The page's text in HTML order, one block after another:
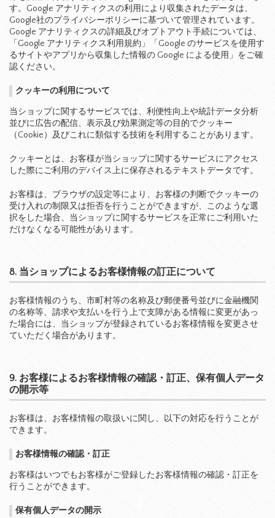
す。Google アナリティクスの利用により収集されたデータは、
Google社のプライバシーポリシーに基づいて管理されています。
Google アナリティクスの詳細及びオプトアウト手続については、
「 Google アナリティクス利用規約」「 Google のサービスを使用す
るサイトやアプリから収集した情報の Google による使用」をご確
認ください。
クッキーの利用について
当ショップに関するサービスでは、利便性向上や統計データ分析
並びに広告の配信、表示及び効果測定等の目的でクッキー
（Cookie）及びこれに類似する技術を利用することがあります。
クッキーとは、お客様が当ショップに関するサービスにアクセス
した際にご利用のデバイス上に保存されるテキストデータです。
お客様は、ブラウザの設定等により、お客様の判断でクッキーの
受け入れの制限又は拒否を行うことができますが、このような選
択をした場合、当ショップに関するサービスを正常にご利用いた
だけなくなる可能性があります。
8. 当ショップによるお客様情報の訂正について
お客様情報のうち、市町村等の名称及び郵便番号並びに金融機関
の名称等、請求や支払いを行う上で支障がある情報に変更があっ
た場合には、当ショップが登録されているお客様情報を変更させ
ていただく場合があります。
9. お客様によるお客様情報の確認・訂正、保有個人データ
の開示等
お客様は、お客様情報の取扱いに関し、以下の対応を行うことが
できます。
お客様情報の確認・訂正
お客様はいつでもお客様がご登録したお客様情報の確認・訂正を
行うことができます。
保有個人データの開示